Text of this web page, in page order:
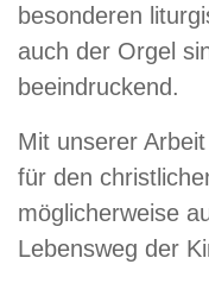
besonderen
auch der Orgel
beeindruckend.
Mit unserer
für den
möglicherweise
Lebensweg der